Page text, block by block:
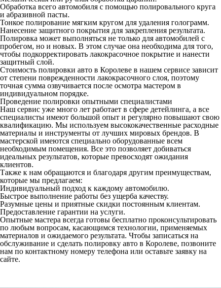
Обработка всего автомобиля с помощью полировального круга
и абразивной пасты.
Тонкое полирование мягким кругом для удаления голограмм.
Нанесение защитного покрытия для закрепления результата.
Полировка может выполняться не только для автомобилей с
пробегом, но и новых. В этом случае она необходима для того,
чтобы подкорректировать лакокрасочное покрытие и нанести
защитный слой.
Стоимость полировки авто в Королеве в нашем сервисе зависит
от степени поврежденности лакокрасочного слоя, поэтому
точная сумма озвучивается после осмотра мастером в
индивидуальном порядке.
Проведение полировки опытными специалистами
Наш сервис уже много лет работает в сфере детейлинга, а все
специалисты имеют большой опыт и регулярно повышают свою
квалификацию. Мы используем высококачественные расходные
материалы и инструменты от лучших мировых брендов. В
мастерской имеются специально оборудованные всем
необходимым помещения. Все это позволяет добиваться
идеальных результатов, которые превосходят ожидания
клиентов.
Также к нам обращаются и благодаря другим преимуществам,
которые мы предлагаем:
Индивидуальный подход к каждому автомобилю.
Быстрое выполнение работы без ущерба качеству.
Разумные цены и приятные скидки постоянным клиентам.
Предоставление гарантии на услуги.
Опытные мастера всегда готовы бесплатно проконсультировать
по любым вопросам, касающимся технологии, применяемых
материалов и ожидаемого результата. Чтобы записаться на
обслуживание и сделать полировку авто в Королеве, позвоните
нам по контактному номеру телефона или оставьте заявку на
сайте.